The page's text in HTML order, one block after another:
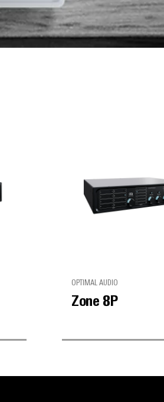
OPTIMAL AUDIO
Zone 8P